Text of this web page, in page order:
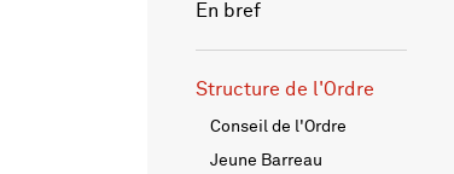
En bref
Structure de l'Ordre
Conseil de l'Ordre
Jeune Barreau